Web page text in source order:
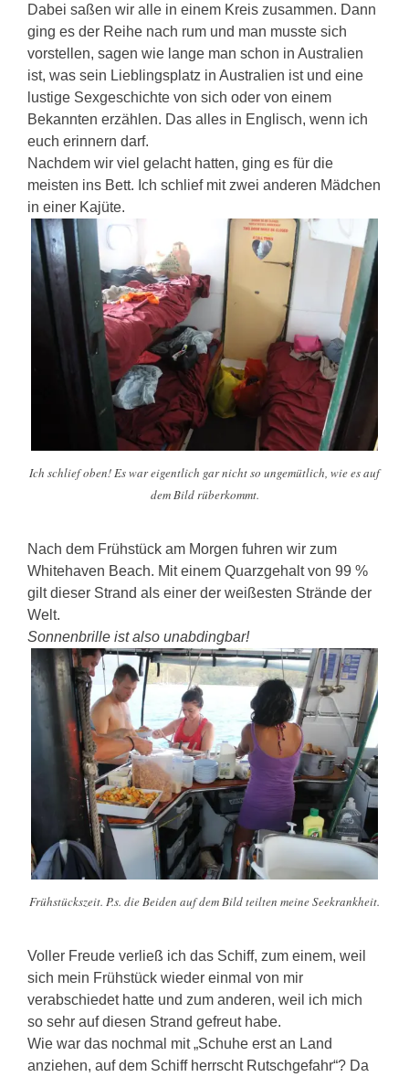
Dabei saßen wir alle in einem Kreis zusammen. Dann
ging es der Reihe nach rum und man musste sich
vorstellen, sagen wie lange man schon in Australien
ist, was sein Lieblingsplatz in Australien ist und eine
lustige Sexgeschichte von sich oder von einem
Bekannten erzählen. Das alles in Englisch, wenn ich
euch erinnern darf.
Nachdem wir viel gelacht hatten, ging es für die
meisten ins Bett. Ich schlief mit zwei anderen Mädchen
in einer Kajüte.
Ich schlief oben! Es war eigentlich gar nicht so ungemütlich, wie es auf
dem Bild rüberkommt.
Nach dem Frühstück am Morgen fuhren wir zum
Whitehaven Beach. Mit einem Quarzgehalt von 99 %
gilt dieser Strand als einer der weißesten Strände der
Welt.
Sonnenbrille ist also unabdingbar!
Frühstückszeit. P.s. die Beiden auf dem Bild teilten meine Seekrankheit.
Voller Freude verließ ich das Schiff, zum einem, weil
sich mein Frühstück wieder einmal von mir
verabschiedet hatte und zum anderen, weil ich mich
so sehr auf diesen Strand gefreut habe.
Wie war das nochmal mit „Schuhe erst an Land
anziehen, auf dem Schiff herrscht Rutschgefahr“? Da